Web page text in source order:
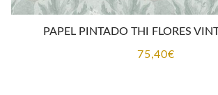
PAPEL PINTADO THI FLORES
75,40€